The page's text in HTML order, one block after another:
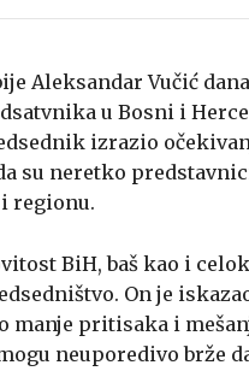
Aleksandar Vučić
u Bosni i
izrazio
su neretko
regionu.
BiH, baš kao i
On je
manje pritisaka i
neuporedivo brže